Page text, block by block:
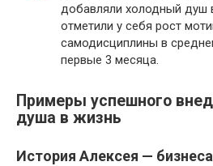
добавляли холодный душ
отметили у себя рост
самодисциплины в
первые 3 месяца.
Примеры успешного
душа в жизнь
История Алексея —